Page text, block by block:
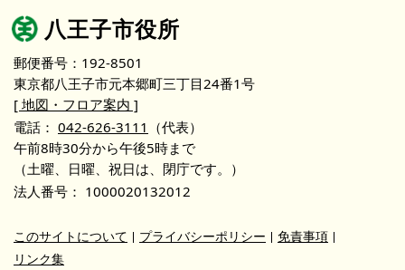
八王子市役所
郵便番号：192-8501
東京都八王子市元本郷町三丁目24番1号
[ 地図・フロア案内 ]
電話： 042-626-3111 （代表）
午前8時30分から午後5時まで
（土曜、日曜、祝日は、閉庁です。）
法人番号： 1000020132012
このサイトについて プライバシーポリシー
免責事項
リンク集